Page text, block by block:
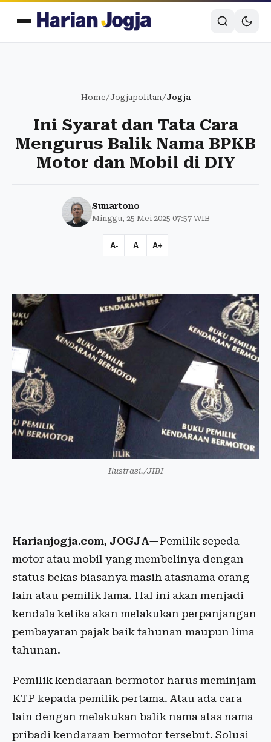
Home/Jogjapolitan/Jogja
Ini Syarat dan Tata Cara
Mengurus Balik Nama BPKB
Motor dan Mobil di DIY
Sunartono
Minggu, 25 Mei 2025 07:57 WIB
A- A A+
Ilustrasi./JIBI
Harianjogja.com, JOGJA—Pemilik sepeda
motor atau mobil yang membelinya dengan
status bekas biasanya masih atasnama orang
lain atau pemilik lama. Hal ini akan menjadi
kendala ketika akan melakukan perpanjangan
pembayaran pajak baik tahunan maupun lima
tahunan.
Pemilik kendaraan bermotor harus meminjam
KTP kepada pemilik pertama. Atau ada cara
lain dengan melakukan balik nama atas nama
pribadi kendaraan bermotor tersebut. Solusi